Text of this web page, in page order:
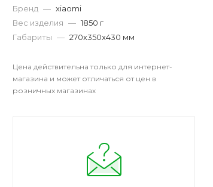
Бренд — xiaomi
Вес изделия — 1850 г
Габариты — 270x350x430 мм
Цена действительна только для интернет-
магазина и может отличаться от цен в
розничных магазинах